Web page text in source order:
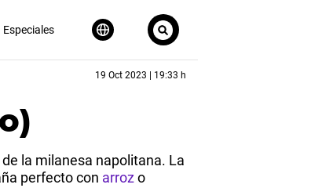
Especiales
19 Oct 2023 | 19:33 h
la milanesa napolitana. La
perfecto con arrozo